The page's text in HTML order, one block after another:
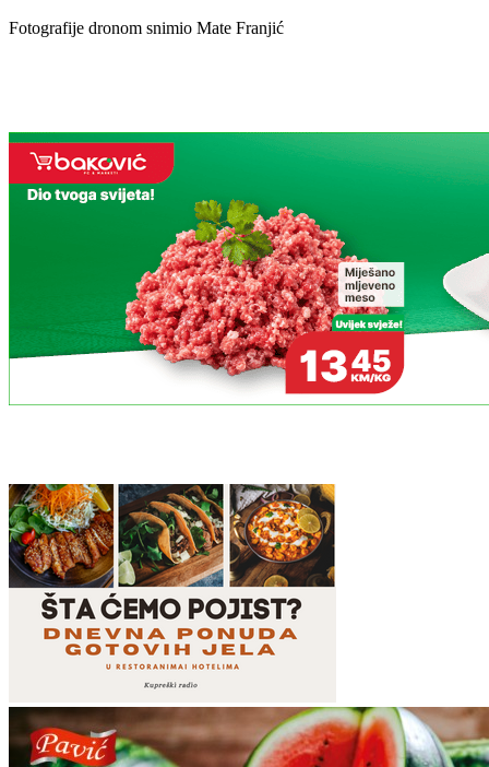
Fotografije dronom snimio Mate Franjić